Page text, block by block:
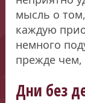
мысль о
каждую
немного
прежде чем,
Дни без